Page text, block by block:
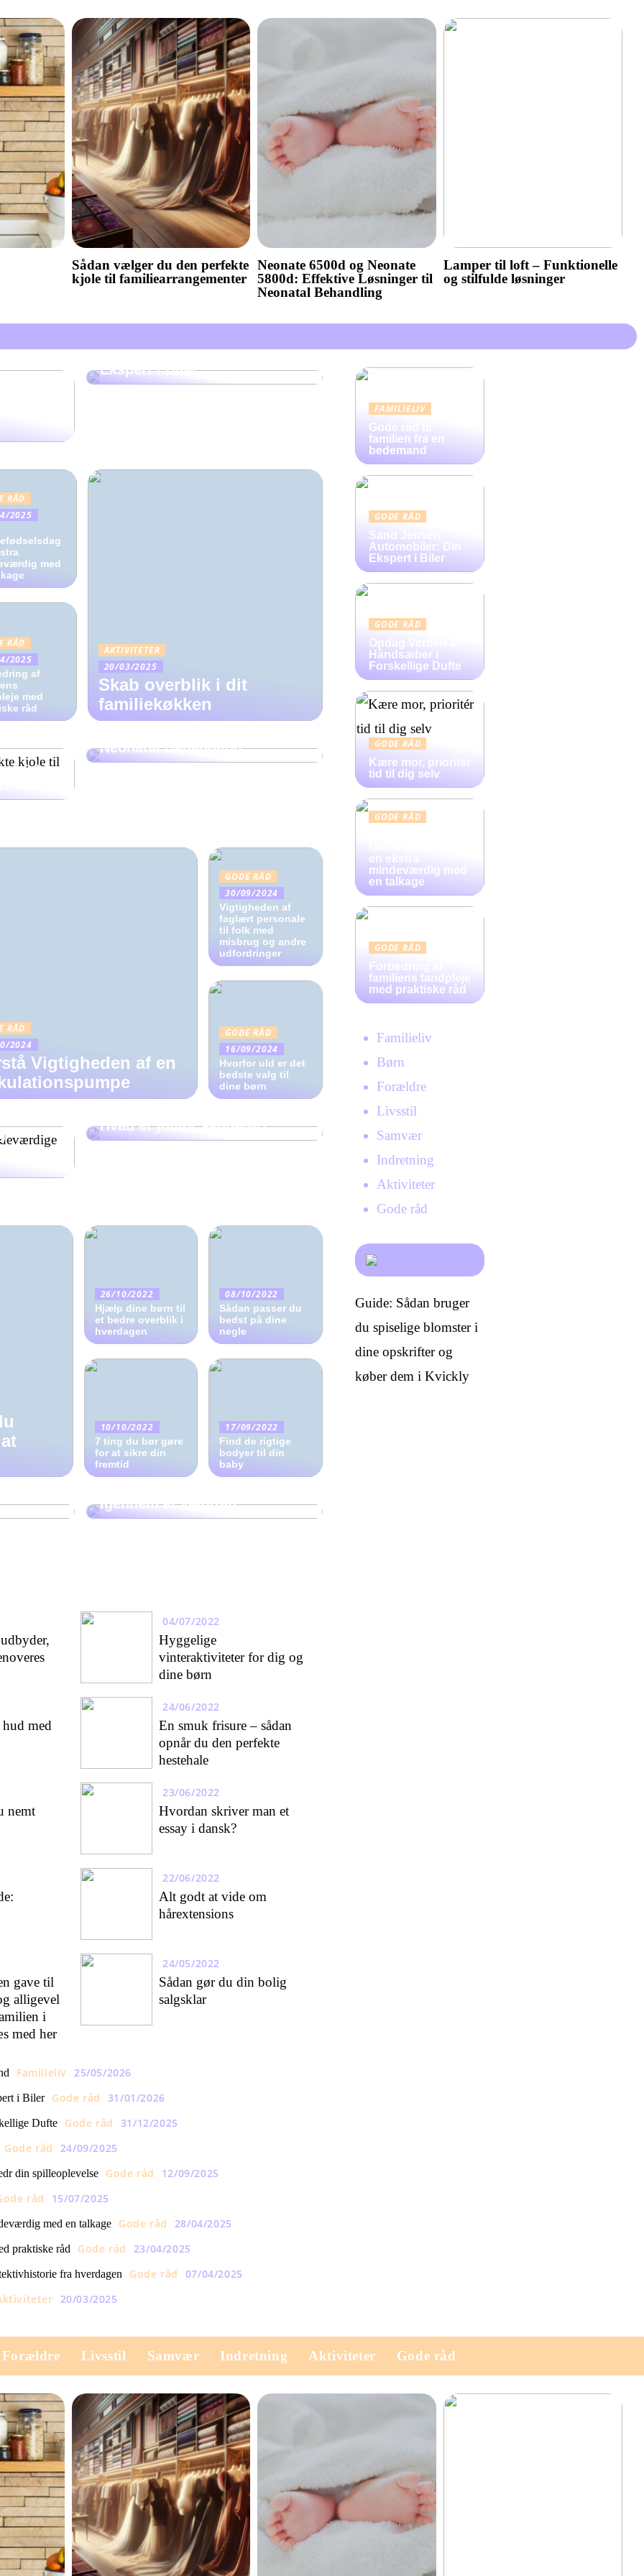
Sådan vælger du den perfekte
kjole til familiearrangementer
Neonate 6500d og Neonate
5800d: Effektive Løsninger til
Neonatal Behandling
Lamper til loft – Funktionelle
og stilfulde løsninger
en
Ekspert i Biler
RÅD
2025
med
RÅD
2025
af
med
råd
AKTIVITETER
20/03/2025
Skab overblik i dit
familiekøkken
BØRN
Neonate 6500d og Neonate
Neonatal Behandling
RÅD
2024
Vigtigheden af en
GODE RÅD
30/09/2024
Vigtigheden af
faglært personale
til folk med
misbrug og andre
udfordringer
GODE RÅD
16/09/2024
Hvorfor uld er det
bedste valg til
dine børn
til
BØRN
Hvad er junior sengetøj?
26/10/2022
Hjælp dine børn til
et bedre overblik i
hverdagen
10/10/2022
7 ting du bør gøre
for at sikre din
fremtid
08/10/2022
Sådan passer du
bedst på dine
negle
17/09/2022
Find de rigtige
bodyer til din
baby
01/09/2022
igennem et vægttab
med
nemt
gave til
alligevel
i
med her
04/07/2022
Hyggelige
vinteraktiviteter for dig og
dine børn
24/06/2022
En smuk frisure – sådan
opnår du den perfekte
hestehale
23/06/2022
Hvordan skriver man et
essay i dansk?
22/06/2022
Alt godt at vide om
hårextensions
24/05/2022
Sådan gør du din bolig
salgsklar
Familieliv 25/05/2026
i Biler Gode råd 31/01/2026
Dufte Gode råd 31/12/2025
Gode råd 24/09/2025
din spilleoplevelse Gode råd 12/09/2025
råd 15/07/2025
med en talkage Gode råd 28/04/2025
praktiske råd Gode råd 23/04/2025
fra hverdagen Gode råd 07/04/2025
20/03/2025
FAMILIELIV
Gode råd til
familien fra en
bedemand
GODE RÅD
Sand Jensen
Automobiler: Din
Ekspert i Biler
GODE RÅD
Opdag Verden af
Håndsæber i
Forskellige Dufte
GODE RÅD
Kære mor, prioritér
tid til dig selv
GODE RÅD
en ekstra
mindeværdig med
en talkage
GODE RÅD
Forbedring af
familiens tandpleje
med praktiske råd
Familieliv
Børn
Forældre
Livsstil
Samvær
Indretning
Aktiviteter
Gode råd
Guide: Sådan bruger
du spiselige blomster i
dine opskrifter og
køber dem i Kvickly
Forældre Livsstil Samvær Indretning Aktiviteter Gode råd